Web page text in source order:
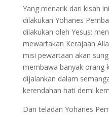
Yang menarik dari kisah
dilakukan Yohanes
dilakukan oleh Yesus:
mewartakan Kerajaan
misi pewartaan akan
membawa banyak orang
dijalankan dalam
kerendahan hati demi
Dari teladan Yohanes